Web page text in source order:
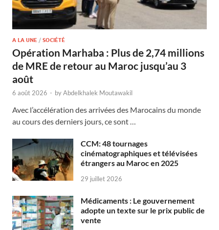
A LA UNE / SOCIÉTÉ
Opération Marhaba : Plus de 2,74 millions
de MRE de retour au Maroc jusqu’au 3
août
6 août 2026 - byAbdelkhalek Moutawakil
Avec l’accélération des arrivées des Marocains du monde
au cours des derniers jours, ce sont …
CCM: 48 tournages
cinématographiques et télévisées
étrangers au Maroc en 2025
29 juillet 2026
Médicaments : Le gouvernement
adopte un texte sur le prix public de
vente